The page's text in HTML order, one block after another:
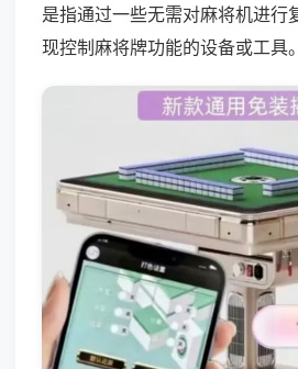
是指通过一些无需对麻将机进行
现控制麻将牌功能的设备或工具。